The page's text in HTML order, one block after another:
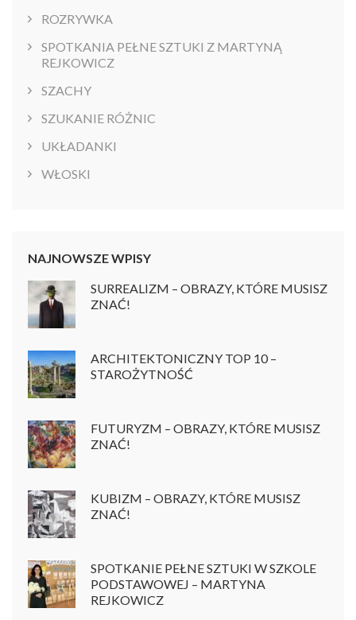
ROZRYWKA
SPOTKANIA PEŁNE SZTUKI Z MARTYNĄ
REJKOWICZ
SZACHY
SZUKANIE RÓŻNIC
UKŁADANKI
WŁOSKI
NAJNOWSZE WPISY
SURREALIZM – OBRAZY, KTÓRE MUSISZ
ZNAĆ!
ARCHITEKTONICZNY TOP 10 –
STAROŻYTNOŚĆ
FUTURYZM – OBRAZY, KTÓRE MUSISZ
ZNAĆ!
KUBIZM – OBRAZY, KTÓRE MUSISZ
ZNAĆ!
SPOTKANIE PEŁNE SZTUKI W SZKOLE
PODSTAWOWEJ – MARTYNA
REJKOWICZ